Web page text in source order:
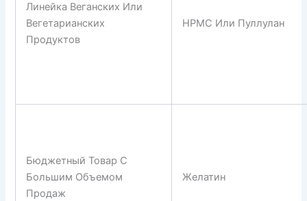
Линейка Веганских Или
Вегетарианских
Продуктов
HPMC Или Пуллулан
Бюджетный Товар С
Большим Объемом
Продаж
Желатин